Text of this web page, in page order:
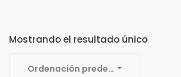
Mostrando el resultado único
Ordenación predeterminada